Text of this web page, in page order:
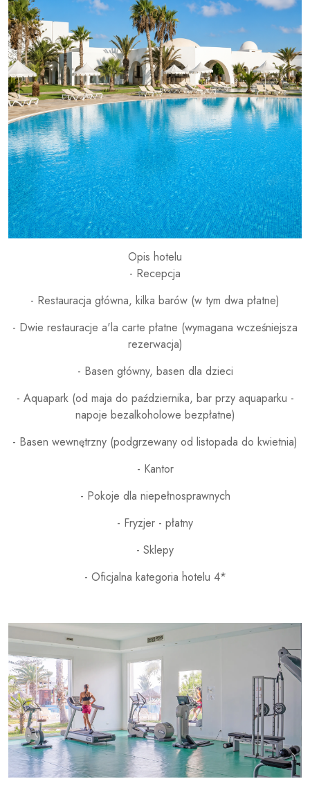
Opis hotelu
- Recepcja
- Restauracja główna, kilka barów (w tym dwa płatne)
- Dwie restauracje a'la carte płatne (wymagana wcześniejsza
rezerwacja)
- Basen główny, basen dla dzieci
- Aquapark (od maja do października, bar przy aquaparku -
napoje bezalkoholowe bezpłatne)
- Basen wewnętrzny (podgrzewany od listopada do kwietnia)
- Kantor
- Pokoje dla niepełnosprawnych
- Fryzjer - płatny
- Sklepy
- Oficjalna kategoria hotelu 4*